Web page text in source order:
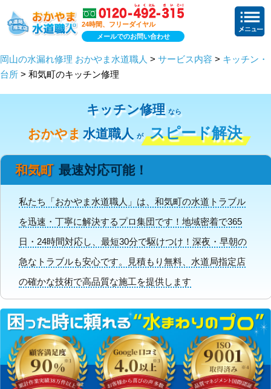
24時間、フリーダイヤル
メールでのお問い合わせ
岡山の水漏れ修理 おかやま水道職人 > サービス内容 > キッチン・
台所 > 和気町のキッチン修理
キッチン修理 なら
おかやま 水道職人 が スピード解決
和気町 最速対応可能！
私たち「おかやま水道職人」は、和気町の水道トラブル
を迅速・丁寧に解決するプロ集団です！地域密着で365
日・24時間対応し、最短30分で駆けつけ！深夜・早朝の
急なトラブルも安心です。見積もり無料、水道局指定店
の確かな技術で高品質な施工を提供します